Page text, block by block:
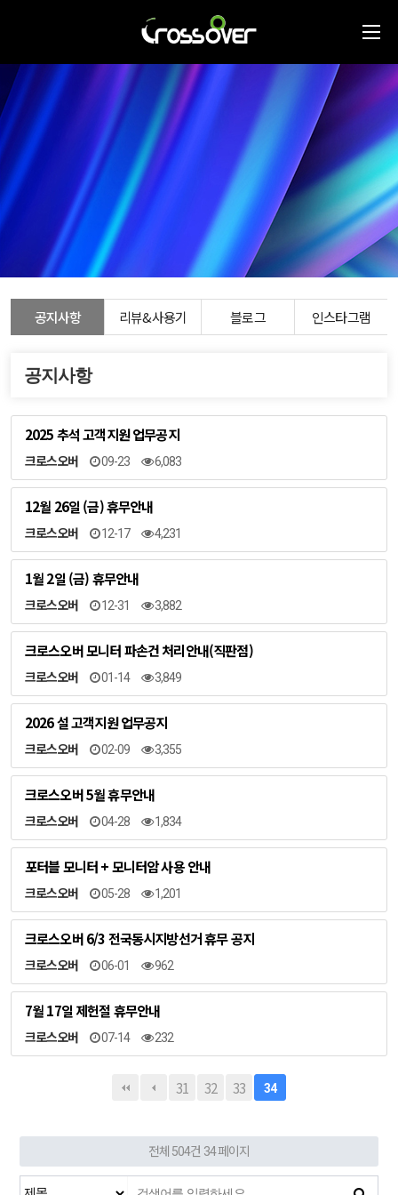
공지사항 리뷰&사용기 블로그 인스타그램
공지사항
2025 추석 고객지원 업무공지
크로스오버 09-23 6,083
12월 26일 (금) 휴무안내
크로스오버 12-17 4,231
1월 2일 (금) 휴무안내
크로스오버 12-31 3,882
크로스오버 모니터 파손건 처리안내(직판점)
크로스오버 01-14 3,849
2026 설 고객지원 업무공지
크로스오버 02-09 3,355
크로스오버 5월 휴무안내
크로스오버 04-28 1,834
포터블 모니터 + 모니터암 사용 안내
크로스오버 05-28 1,201
크로스오버 6/3 전국동시지방선거 휴무 공지
크로스오버 06-01 962
7월 17일 제헌절 휴무안내
크로스오버 07-14 232
31 32 33 34
전체 504건 34 페이지